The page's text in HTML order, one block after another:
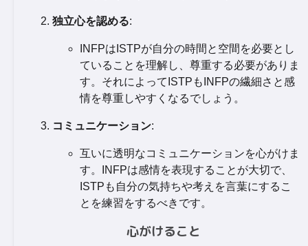
独立心を認める:
INFPはISTPが自分の時間と空間を必要とし
ていることを理解し、尊重する必要がありま
す。それによってISTPもINFPの繊細さと感
情を尊重しやすくなるでしょう。
コミュニケーション:
互いに透明なコミュニケーションを心がけま
す。INFPは感情を表現することが大切で、
ISTPも自分の気持ちや考えを言葉にするこ
とを練習をするべきです。
心がけること